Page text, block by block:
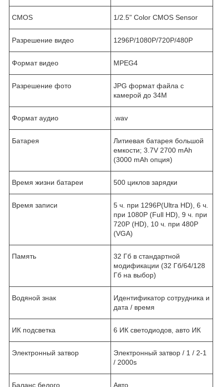
CMOS 1/2.5" Color CMOS Sensor
Разрешение видео 1296P/1080P/720P/480P
Формат видео MPEG4
Разрешение фото
JPG формат файла с
камерой до 34M
Формат аудио .wav
Батарея
Литиевая батарея большой
емкости; 3.7V 2700 mAh
(3000 mAh опция)
Время жизни батареи 500 циклов зарядки
Время записи
5 ч. при 1296P(Ultra HD), 6 ч.
при 1080P (Full HD), 9 ч. при
720P (HD), 10 ч. при 480P
(VGA)
Память
32 Гб в стандартной
модификации (32 Гб/64/128
Гб на выбор)
Водяной знак
Идентификатор сотрудника и
дата / время
ИК подсветка 6 ИК светодиодов, авто ИК
Электронный затвор
Электронный затвор / 1 / 2-1
/ 2000s
Баланс белого Авто